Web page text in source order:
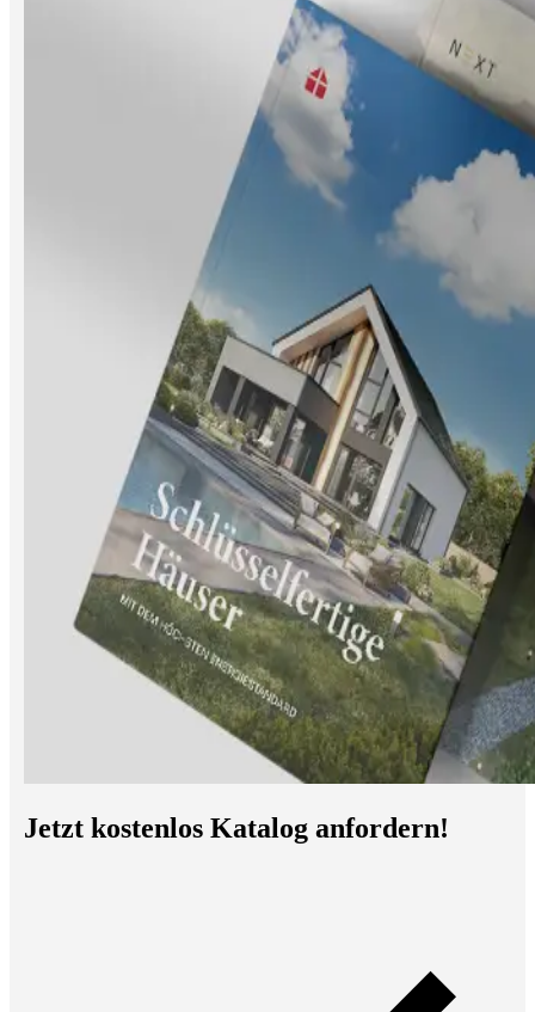
Jetzt kostenlos Katalog anfordern!